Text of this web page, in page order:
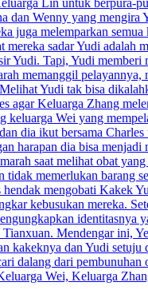
dan Wenny yang mengira
juga melemparkan semua
mereka sadar Yudi adalah
Yudi. Tapi, Yudi memberi
memanggil pelayannya,
Yudi tak bisa
agar Keluarga Zhang
keluarga Wei yang
dia ikut bersama
harapan dia bisa menjadi
saat melihat obat
tidak memerlukan barang
mengobati Kakek
kebusukan mereka.
identitasnya
Mendengar ini,
kakeknya dan Yudi setuju
dalang dari pembunuhan
Wei, Keluarga